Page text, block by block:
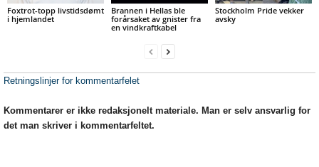
Foxtrot-topp livstidsdømt
i hjemlandet
Brannen i Hellas ble
forårsaket av gnister fra
en vindkraftkabel
Stockholm Pride vekker
avsky
Retningslinjer for kommentarfelet
Kommentarer er ikke redaksjonelt materiale. Man er selv ansvarlig for
det man skriver i kommentarfeltet.